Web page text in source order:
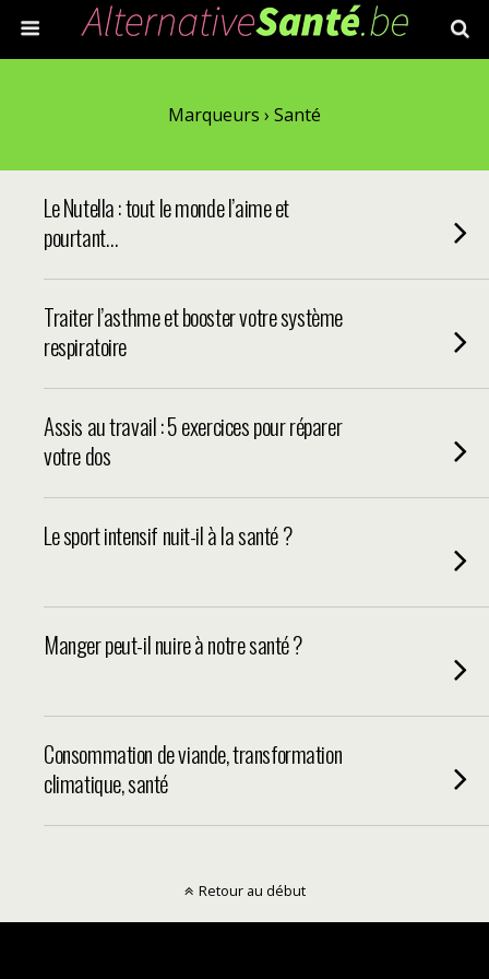
Marqueurs › Santé
Le Nutella : tout le monde l’aime et
pourtant…
Traiter l’asthme et booster votre système
respiratoire
Assis au travail : 5 exercices pour réparer
votre dos
Le sport intensif nuit-il à la santé ?
Manger peut-il nuire à notre santé ?
Consommation de viande, transformation
climatique, santé
Retour au début